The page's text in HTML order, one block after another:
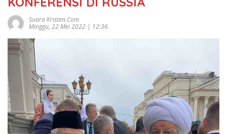
Suara Kristen.com
Minggu, 22 Mei 2022 | 12:36